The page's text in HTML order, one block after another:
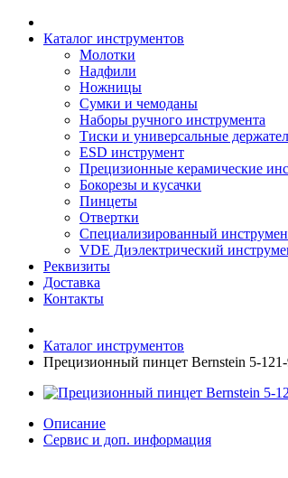
Каталог инструментов
Молотки
Надфили
Ножницы
Сумки и чемоданы
Наборы ручного инструмента
Тиски и универсальные
ESD инструмент
Прецизионные керамические
Бокорезы и кусачки
Пинцеты
Отвертки
Специализированный
VDE Диэлектрический
Реквизиты
Доставка
Контакты
Каталог инструментов
Прецизионный пинцет Bernstein 5-
Описание
Сервис и доп. информация